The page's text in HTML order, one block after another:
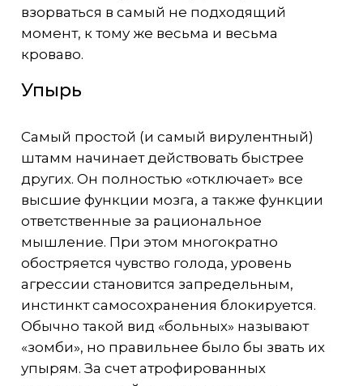
взорваться в самый не подходящий
момент, к тому же весьма и весьма
кроваво.
Упырь
Самый простой (и самый вирулентный)
штамм начинает действовать быстрее
других. Он полностью «отключает» все
высшие функции мозга, а также функции
ответственные за рациональное
мышление. При этом многократно
обостряется чувство голода, уровень
агрессии становится запредельным,
инстинкт самосохранения блокируется.
Обычно такой вид «больных» называют
«зомби», но правильнее было бы звать их
упырям. За счет атрофированных